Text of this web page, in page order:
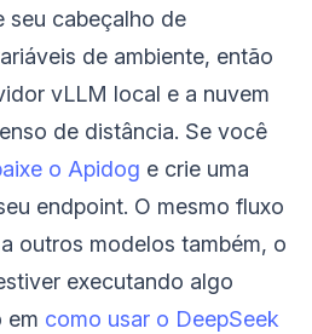
seu cabeçalho de
de ambiente, então
vLLM local e a nuvem
de distância. Se você
o Apidog e crie uma
endpoint. O mesmo fluxo
outros modelos também, o
executando algo
em como usar o DeepSeek